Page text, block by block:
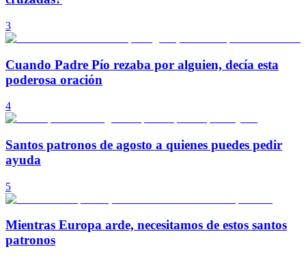
3
Cuando Padre Pío rezaba por alguien, decía esta
poderosa oración
4
Santos patronos de agosto a quienes puedes pedir
ayuda
5
Mientras Europa arde, necesitamos de estos santos
patronos